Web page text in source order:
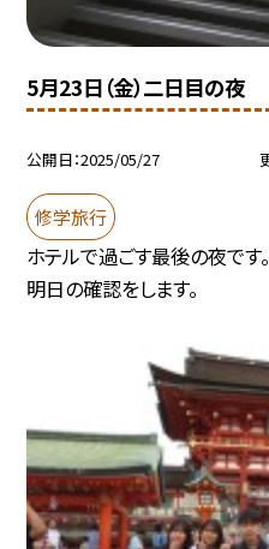
5月23日（金）二日目の夜
公開日 2025/05/27
修学旅行
ホテルで過ごす最後の夜です
明日の確認をします。